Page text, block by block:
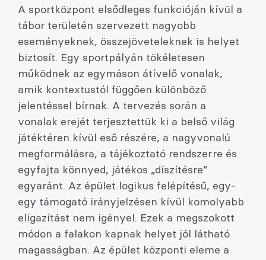
A sportközpont elsődleges funkcióján kívül a
tábor területén szervezett nagyobb
eseményeknek, összejöveteleknek is helyet
biztosít. Egy sportpályán tökéletesen
működnek az egymáson átívelő vonalak,
amik kontextustól függően különböző
jelentéssel bírnak. A tervezés során a
vonalak erejét terjesztettük ki a belső világ
játéktéren kívül eső részére, a nagyvonalú
megformálásra, a tájékoztató rendszerre és
egyfajta könnyed, játékos „díszítésre”
egyaránt. Az épület logikus felépítésű, egy-
egy támogató irányjelzésen kívül komolyabb
eligazítást nem igényel. Ezek a megszokott
módon a falakon kapnak helyet jól látható
magasságban. Az épület központi eleme a